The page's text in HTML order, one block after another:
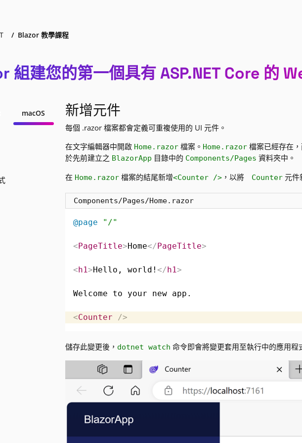
Blazor 教學課程
組建您的第一個具有 ASP.NET Core 的
macOS 新增元件
每個 .razor 檔案都會定義可重複使用的 UI 元件。
在文字編輯器中開啟 Home.razor檔案。 Home.razor檔案已經存在
於先前建立之 BlazorApp 目錄中的 Components/Pages 資料夾中。
在 Home.razor檔案的結尾新增<Counter />，以將 Counter元件
Components/Pages/Home.razor
@page "/"
<PageTitle>Home</PageTitle>
<h1>Hello, world! </h1>
Welcome to your new app.
<Counter />
儲存此變更後， dotnet watch 命令即會將變更套用至執行中的應用程